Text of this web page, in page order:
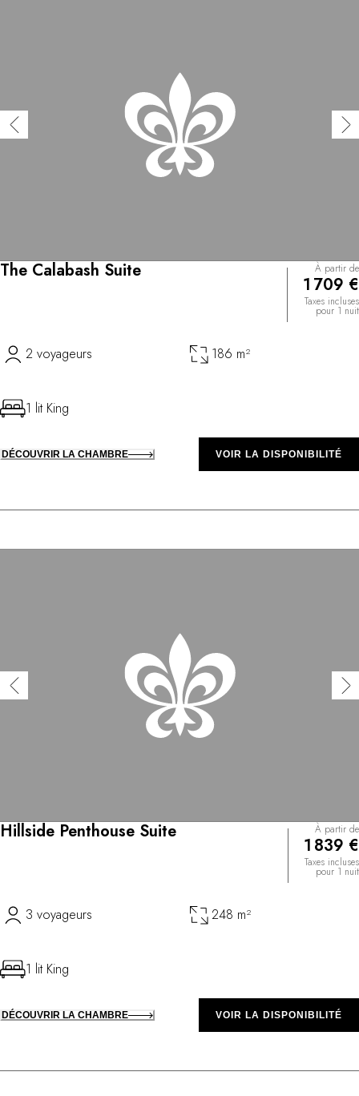
The Calabash Suite À partir de
1 709 €
Taxes incluses
pour 1 nuit
2 voyageurs 186 m²
1 lit King
DÉCOUVRIR LA CHAMBRE VOIR LA DISPONIBILITÉ
Hillside Penthouse Suite À partir de
1 839 €
Taxes incluses
pour 1 nuit
3 voyageurs 248 m²
1 lit King
DÉCOUVRIR LA CHAMBRE VOIR LA DISPONIBILITÉ